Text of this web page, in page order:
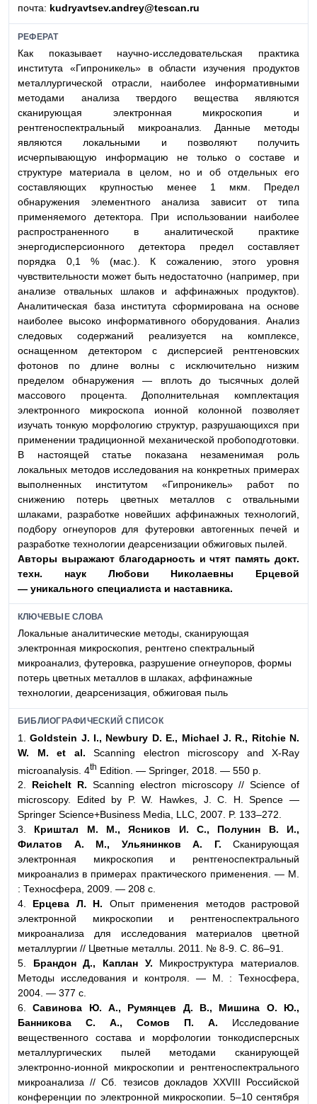
почта: kudryavtsev.andrey@tescan.ru
РЕФЕРАТ
Как показывает научно-исследовательская практика
института «Гипроникель» в области изучения продуктов
металлургической отрасли, наиболее информативными
методами анализа твердого вещества являются
сканирующая электронная микроскопия и
рентгеноспектральный микроанализ. Данные методы
являются локальными и позволяют получить
исчерпывающую информацию не только о составе и
структуре материала в целом, но и об отдельных его
составляющих крупностью менее 1 мкм. Предел
обнаружения элементного анализа зависит от типа
применяемого детектора. При использовании наиболее
распространенного в аналитической практике
энергодисперсионного детектора предел составляет
порядка 0,1 % (мас.). К сожалению, этого уровня
чувствительности может быть недостаточно (например, при
анализе отвальных шлаков и аффинажных продуктов).
Аналитическая база института сформирована на основе
наиболее высоко информативного оборудования. Анализ
следовых содержаний реализуется на комплексе,
оснащенном детектором с дисперсией рентгеновских
фотонов по длине волны с исключительно низким
пределом обнаружения — вплоть до тысячных долей
массового процента. Дополнительная комплектация
электронного микроскопа ионной колонной позволяет
изучать тонкую морфологию структур, разрушающихся при
применении традиционной механической пробоподготовки.
В настоящей статье показана незаменимая роль
локальных методов исследования на конкретных примерах
выполненных институтом «Гипроникель» работ по
снижению потерь цветных металлов с отвальными
шлаками, разработке новейших аффинажных технологий,
подбору огнеупоров для футеровки автогенных печей и
разработке технологии деарсенизации обжиговых пылей.
Авторы выражают благодарность и чтят память докт.
техн. наук Любови Николаевны Ерцевой
— уникального специалиста и наставника.
КЛЮЧЕВЫЕ СЛОВА
Локальные аналитические методы, сканирующая
электронная микроскопия, рентгено спектральный
микроанализ, футеровка, разрушение огнеупоров, формы
потерь цветных металлов в шлаках, аффинажные
технологии, деарсенизация, обжиговая пыль
БИБЛИОГРАФИЧЕСКИЙ СПИСОК
1.Goldstein J. I., Newbury D. E., Michael J. R., Ritchie N.
W. M. et al. Scanning electron microscopy and X-Ray
microanalysis. 4th Edition. — Springer, 2018. — 550 p.
2. Reichelt R. Scanning electron microscopy // Science of
microscopy. Edited by P. W. Hawkes, J. С. H. Spence —
Springer Science+Business Media, LLC, 2007. P. 133–272.
3. Криштал М. М., Ясников И. С., Полунин В. И.,
Филатов А. М., Ульянинков А. Г. Сканирующая
электронная микроскопия и рентгеноспектральный
микроанализ в примерах практического применения. — М.
: Техносфера, 2009. — 208 с.
4. Ерцева Л. Н. Опыт применения методов растровой
электронной микроскопии и рентгеноспектрального
микроанализа для исследования материалов цветной
металлургии // Цветные металлы. 2011. № 8-9. С. 86–91.
5. Брандон Д., Каплан У. Микроструктура материалов.
Методы исследования и контроля. — М. : Техносфера,
2004. — 377 с.
6.Савинова Ю. А., Румянцев Д. В., Мишина O. Ю.,
Банникова С. А., Сомов П. А. Исследование
вещественного состава и морфологии тонкодисперсных
металлургических пылей методами сканирующей
электронно-ионной микроскопии и рентгеноспектрального
микроанализа // Сб. тезисов докладов XХVIII Российской
конференции по электронной микроскопии. 5–10 сентября